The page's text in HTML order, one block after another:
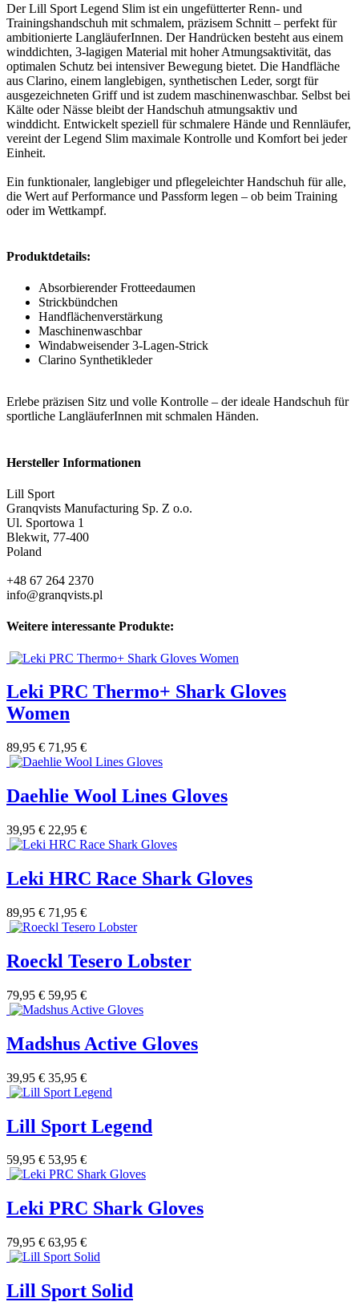
Der Lill Sport Legend Slim ist ein ungefütterter Renn- und
Trainingshandschuh mit schmalem, präzisem Schnitt – perfekt für
ambitionierte LangläuferInnen. Der Handrücken besteht aus einem
winddichten, 3-lagigen Material mit hoher Atmungsaktivität, das
optimalen Schutz bei intensiver Bewegung bietet. Die Handfläche
aus Clarino, einem langlebigen, synthetischen Leder, sorgt für
ausgezeichneten Griff und ist zudem maschinenwaschbar. Selbst bei
Kälte oder Nässe bleibt der Handschuh atmungsaktiv und
winddicht. Entwickelt speziell für schmalere Hände und Rennläufer,
vereint der Legend Slim maximale Kontrolle und Komfort bei jeder
Einheit.
Ein funktionaler, langlebiger und pflegeleichter Handschuh für alle,
die Wert auf Performance und Passform legen – ob beim Training
oder im Wettkampf.
Produktdetails:
Absorbierender Frotteedaumen
Strickbündchen
Handflächenverstärkung
Maschinenwaschbar
Windabweisender 3-Lagen-Strick
Clarino Synthetikleder
Erlebe präzisen Sitz und volle Kontrolle – der ideale Handschuh für
sportliche LangläuferInnen mit schmalen Händen.
Hersteller Informationen
Lill Sport
Granqvists Manufacturing Sp. Z o.o.
Ul. Sportowa 1
Blekwit, 77-400
Poland
+48 67 264 2370
info@granqvists.pl
Weitere interessante Produkte:
Leki PRC Thermo+ Shark Gloves
Women
89,95 € 71,95 €
Daehlie Wool Lines Gloves
39,95 € 22,95 €
Leki HRC Race Shark Gloves
89,95 € 71,95 €
Roeckl Tesero Lobster
79,95 € 59,95 €
Madshus Active Gloves
39,95 € 35,95 €
Lill Sport Legend
59,95 € 53,95 €
Leki PRC Shark Gloves
79,95 € 63,95 €
Lill Sport Solid